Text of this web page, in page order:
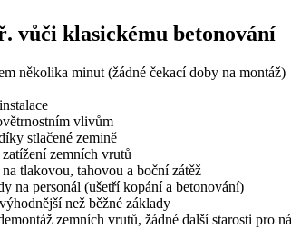
vůči klasickému betonování
několika minut (žádné čekací doby na montáž)
vlivům
stlačené zemině
zemních vrutů
tlakovou, tahovou a boční zátěž
na personál (ušetří kopání a betonování)
než běžné základy
zemních vrutů, žádné další starosti pro